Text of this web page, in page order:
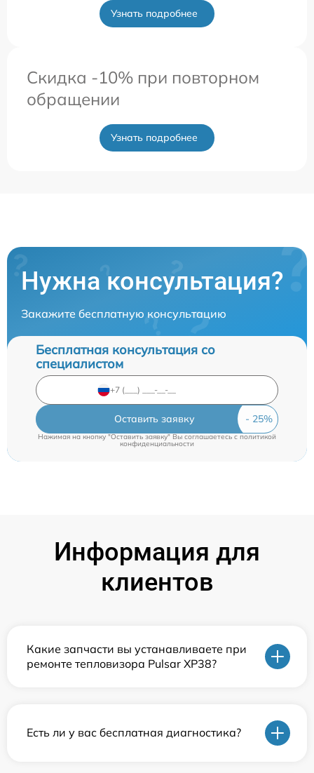
Узнать подробнее
Скидка -10% при повторном
обращении
Узнать подробнее
Нужна консультация?
Закажите бесплатную консультацию
Бесплатная консультация со
специалистом
Оставить заявку
Нажимая на кнопку "Оставить заявку" Вы соглашаетесь cполитикой
конфиденциальности
Информация для
клиентов
Какие запчасти вы устанавливаете при
ремонте тепловизора Pulsar XP38?
Есть ли у вас бесплатная диагностика?